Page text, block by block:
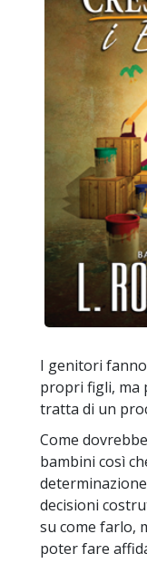
I genitori
propri figli, ma
tratta di un
Come
bambini così
decisioni
su come farlo,
poter fare